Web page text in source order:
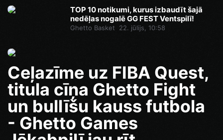
TOP 10 notikumi, kurus izbaudīt šajā
nedēļas nogalē GG FEST Ventspilī!
Ghetto Basket 22. jūlijs, 10:58
Ceļazīme uz FIBA Quest,
titula cīņa Ghetto Fight
un bullīšu kauss futbola
- Ghetto Games